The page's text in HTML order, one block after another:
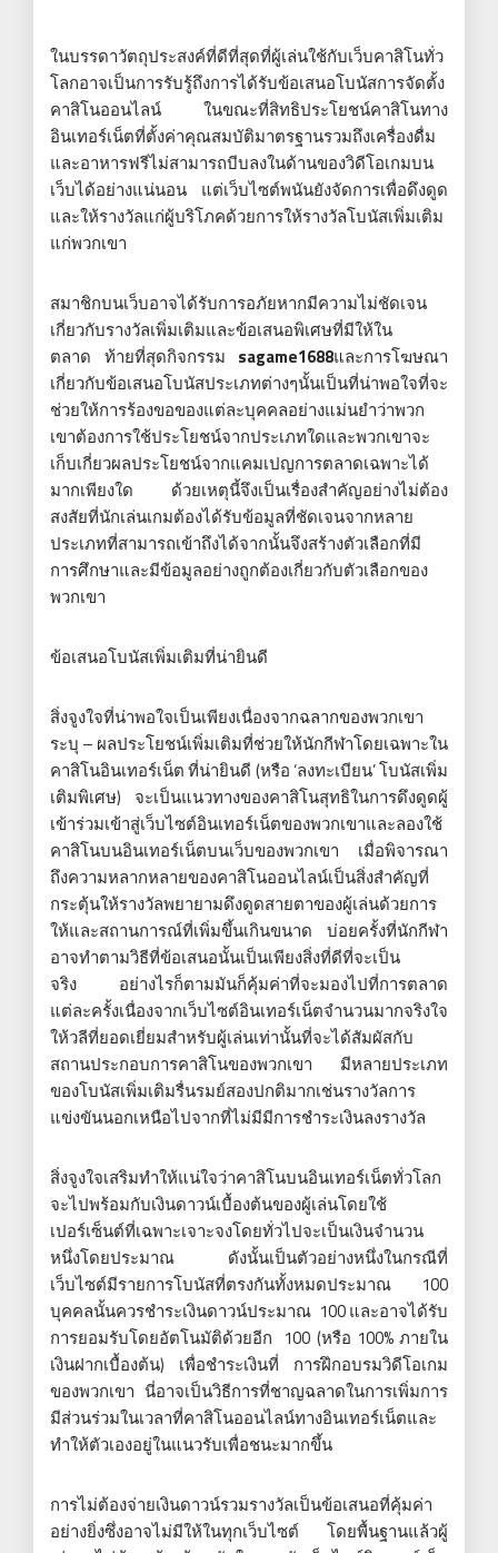
ในบรรดาวัตถุประสงค์ที่ดีที่สุดที่ผู้เล่นใช้กับเว็บคาสิโนทั่ว
โลกอาจเป็นการรับรู้ถึงการได้รับข้อเสนอโบนัสการจัดตั้ง
คาสิโนออนไลน์ ในขณะที่สิทธิประโยชน์คาสิโนทาง
อินเทอร์เน็ตที่ตั้งค่าคุณสมบัติมาตรฐานรวมถึงเครื่องดื่ม
และอาหารฟรีไม่สามารถบีบลงในด้านของวิดีโอเกมบน
เว็บได้อย่างแน่นอน แต่เว็บไซต์พนันยังจัดการเพื่อดึงดูด
และให้รางวัลแก่ผู้บริโภคด้วยการให้รางวัลโบนัสเพิ่มเติม
แก่พวกเขา
สมาชิกบนเว็บอาจได้รับการอภัยหากมีความไม่ชัดเจน
เกี่ยวกับรางวัลเพิ่มเติมและข้อเสนอพิเศษที่มีให้ใน
ตลาด ท้ายที่สุดกิจกรรม sagame1688และการโฆษณา
เกี่ยวกับข้อเสนอโบนัสประเภทต่างๆนั้นเป็นที่น่าพอใจที่จะ
ช่วยให้การร้องขอของแต่ละบุคคลอย่างแม่นยำว่าพวก
เขาต้องการใช้ประโยชน์จากประเภทใดและพวกเขาจะ
เก็บเกี่ยวผลประโยชน์จากแคมเปญการตลาดเฉพาะได้
มากเพียงใด ด้วยเหตุนี้จึงเป็นเรื่องสำคัญอย่างไม่ต้อง
สงสัยที่นักเล่นเกมต้องได้รับข้อมูลที่ชัดเจนจากหลาย
ประเภทที่สามารถเข้าถึงได้จากนั้นจึงสร้างตัวเลือกที่มี
การศึกษาและมีข้อมูลอย่างถูกต้องเกี่ยวกับตัวเลือกของ
พวกเขา
ข้อเสนอโบนัสเพิ่มเติมที่น่ายินดี
สิ่งจูงใจที่น่าพอใจเป็นเพียงเนื่องจากฉลากของพวกเขา
ระบุ – ผลประโยชน์เพิ่มเติมที่ช่วยให้นักกีฬาโดยเฉพาะใน
คาสิโนอินเทอร์เน็ต ที่น่ายินดี (หรือ ‘ลงทะเบียน’ โบนัสเพิ่ม
เติมพิเศษ) จะเป็นแนวทางของคาสิโนสุทธิในการดึงดูดผู้
เข้าร่วมเข้าสู่เว็บไซต์อินเทอร์เน็ตของพวกเขาและลองใช้
คาสิโนบนอินเทอร์เน็ตบนเว็บของพวกเขา เมื่อพิจารณา
ถึงความหลากหลายของคาสิโนออนไลน์เป็นสิ่งสำคัญที่
กระตุ้นให้รางวัลพยายามดึงดูดสายตาของผู้เล่นด้วยการ
ให้และสถานการณ์ที่เพิ่มขึ้นเกินขนาด บ่อยครั้งที่นักกีฬา
อาจทำตามวิธีที่ข้อเสนอนั้นเป็นเพียงสิ่งที่ดีที่จะเป็น
จริง อย่างไรก็ตามมันก็คุ้มค่าที่จะมองไปที่การตลาด
แต่ละครั้งเนื่องจากเว็บไซต์อินเทอร์เน็ตจำนวนมากจริงใจ
ให้วลีที่ยอดเยี่ยมสำหรับผู้เล่นเท่านั้นที่จะได้สัมผัสกับ
สถานประกอบการคาสิโนของพวกเขา มีหลายประเภท
ของโบนัสเพิ่มเติมรื่นรมย์สองปกติมากเช่นรางวัลการ
แข่งขันนอกเหนือไปจากที่ไม่มีมีการชำระเงินลงรางวัล
สิ่งจูงใจเสริมทำให้แน่ใจว่าคาสิโนบนอินเทอร์เน็ตทั่วโลก
จะไปพร้อมกับเงินดาวน์เบื้องต้นของผู้เล่นโดยใช้
เปอร์เซ็นต์ที่เฉพาะเจาะจงโดยทั่วไปจะเป็นเงินจำนวน
หนึ่งโดยประมาณ ดังนั้นเป็นตัวอย่างหนึ่งในกรณีที่
เว็บไซต์มีรายการโบนัสที่ตรงกันทั้งหมดประมาณ 100
บุคคลนั้นควรชำระเงินดาวน์ประมาณ 100 และอาจได้รับ
การยอมรับโดยอัตโนมัติด้วยอีก 100 (หรือ 100% ภายใน
เงินฝากเบื้องต้น) เพื่อชำระเงินที่ การฝึกอบรมวิดีโอเกม
ของพวกเขา นี่อาจเป็นวิธีการที่ชาญฉลาดในการเพิ่มการ
มีส่วนร่วมในเวลาที่คาสิโนออนไลน์ทางอินเทอร์เน็ตและ
ทำให้ตัวเองอยู่ในแนวรับเพื่อชนะมากขึ้น
การไม่ต้องจ่ายเงินดาวน์รวมรางวัลเป็นข้อเสนอที่คุ้มค่า
อย่างยิ่งซึ่งอาจไม่มีให้ในทุกเว็บไซต์ โดยพื้นฐานแล้วผู้